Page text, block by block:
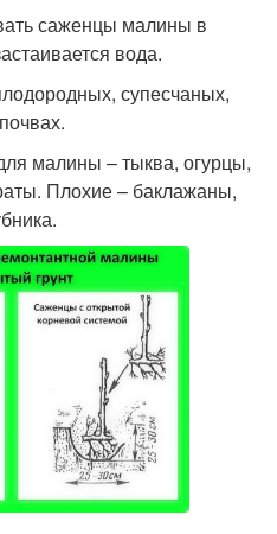
саженцы малины в
вода.
супесчаных,
малины – тыква, огурцы,
Плохие – баклажаны,